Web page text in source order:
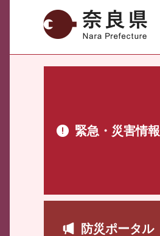
奈良県
緊急・災害情報
防災ポータル